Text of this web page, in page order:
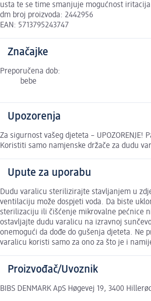
usta te se time smanjuje mogućnost
dm broj proizvoda: 2442956
EAN: 5713795243747
Značajke
Preporučena dob:
bebe
Upozorenja
Za sigurnost vašeg djeteta –
Koristiti samo namjenske držače za dudu
Upute za uporabu
Dudu varalicu sterilizirajte stavljanjem u
ventilaciju može dospjeti voda. Da biste
sterilizaciju ili čišćenje mikrovalne pećnice
ostavljajte dudu varalicu na izravnoj
onemogući da dođe do gušenja djeteta. Ne
varalicu koristi samo za ono za što je i
Proizvođač/Uvoznik
BIBS DENMARK ApS Høgevej 19, 3400